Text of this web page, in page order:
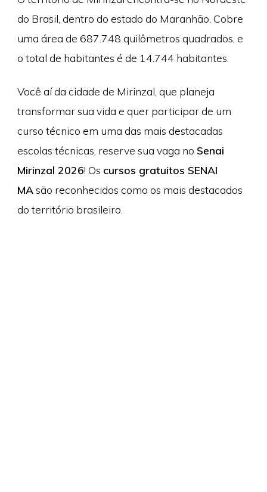
do Brasil, dentro do estado do Maranhão. Cobre
uma área de 687.748 quilômetros quadrados, e
o total de habitantes é de 14.744 habitantes.
Você aí da cidade de Mirinzal, que planeja
transformar sua vida e quer participar de um
curso técnico em uma das mais destacadas
escolas técnicas, reserve sua vaga no Senai
Mirinzal 2026! Os cursos gratuitos SENAI
MAsão reconhecidos como os mais destacados
do território brasileiro.